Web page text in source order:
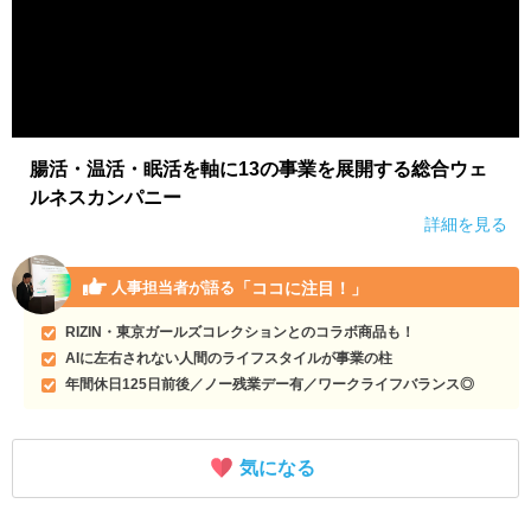
腸活・温活・眠活を軸に13の事業を展開する総合ウェ
ルネスカンパニー
詳細を見る
人事担当者が語る 「ココに注目！」
RIZIN・東京ガールズコレクションとのコラボ商品も！
AIに左右されない人間のライフスタイルが事業の柱
年間休日125日前後／ノー残業デー有／ワークライフバランス◎
気になる